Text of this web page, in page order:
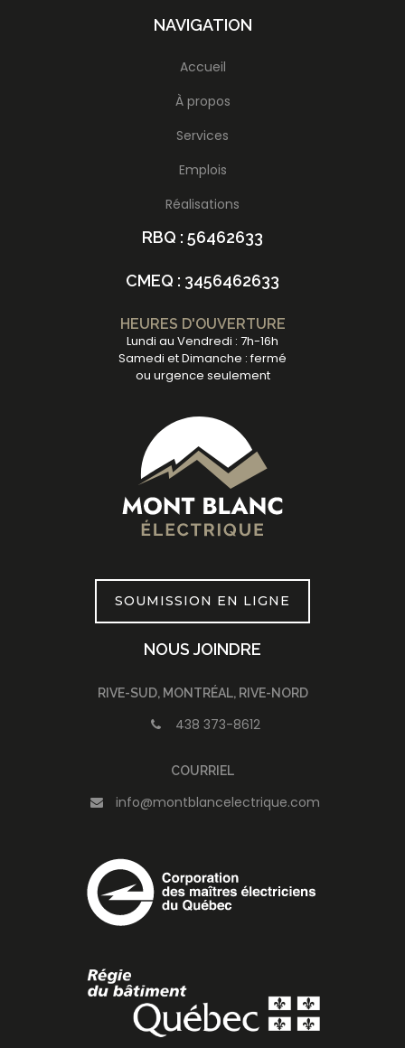
NAVIGATION
Accueil
À propos
Services
Emplois
Réalisations
RBQ : 56462633
CMEQ : 3456462633
HEURES D'OUVERTURE
Lundi au Vendredi : 7h-16h
Samedi et Dimanche : fermé
ou urgence seulement
SOUMISSION EN LIGNE
NOUS JOINDRE
RIVE-SUD, MONTRÉAL, RIVE-NORD
438 373-8612
COURRIEL
info@montblancelectrique.com